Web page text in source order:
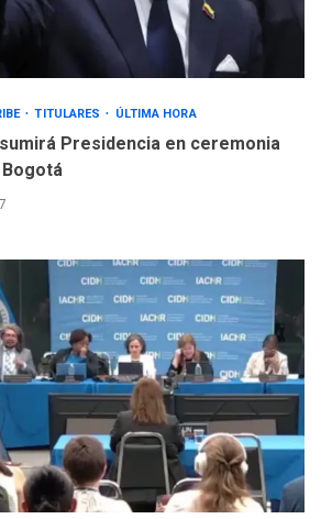
TITULARES ÚLTIMA HORA
Presidencia en ceremonia